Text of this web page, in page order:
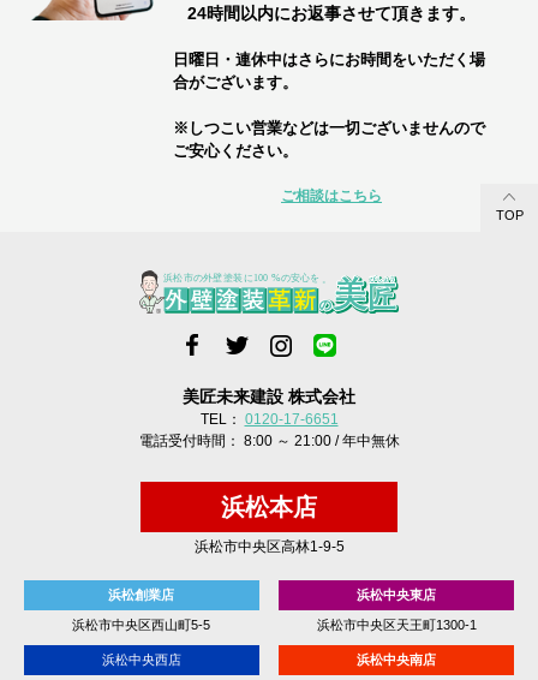
24時間以内にお返事させて頂きます。
日曜日・連休中はさらにお時間をいただく場
合がございます。
※しつこい営業などは一切ございませんので
ご安心ください。
ご相談はこちら
TOP
美匠未来建設 株式会社
TEL： 0120-17-6651
電話受付時間： 8:00 ～ 21:00 / 年中無休
浜松本店
浜松市中央区高林1-9-5
浜松創業店
浜松市中央区西山町5-5
浜松中央東店
浜松市中央区天王町1300-1
浜松中央西店 浜松中央南店